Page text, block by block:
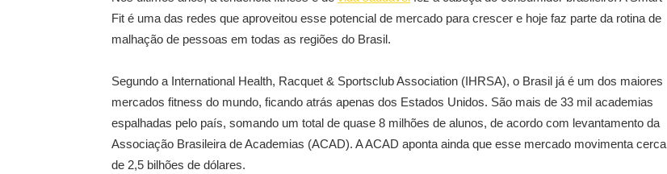
Fit é uma das redes que aproveitou esse potencial de mercado para crescer e hoje faz parte da rotina de
malhação de pessoas em todas as regiões do Brasil.
Segundo a International Health, Racquet & Sportsclub Association (IHRSA), o Brasil já é um dos maiores
mercados fitness do mundo, ficando atrás apenas dos Estados Unidos. São mais de 33 mil academias
espalhadas pelo país, somando um total de quase 8 milhões de alunos, de acordo com levantamento da
Associação Brasileira de Academias (ACAD). A ACAD aponta ainda que esse mercado movimenta cerca
de 2,5 bilhões de dólares.